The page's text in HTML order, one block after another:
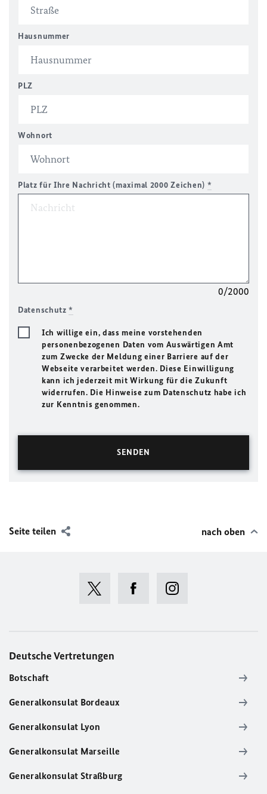
Hausnummer
PLZ
Wohnort
Platz für Ihre Nachricht (maximal 2000 Zeichen) *
0/2000
Datenschutz*
Ich willige ein, dass meine vorstehenden
personenbezogenen Daten vom Auswärtigen Amt
zum Zwecke der Meldung einer Barriere auf der
Webseite verarbeitet werden. Diese Einwilligung
kann ich jederzeit mit Wirkung für die Zukunft
widerrufen. Die Hinweise zum Datenschutz habe ich
zur Kenntnis genommen.
Seite teilen nach oben
Deutsche Vertretungen
Botschaft
Generalkonsulat Bordeaux
Generalkonsulat Lyon
Generalkonsulat Marseille
Generalkonsulat Straßburg